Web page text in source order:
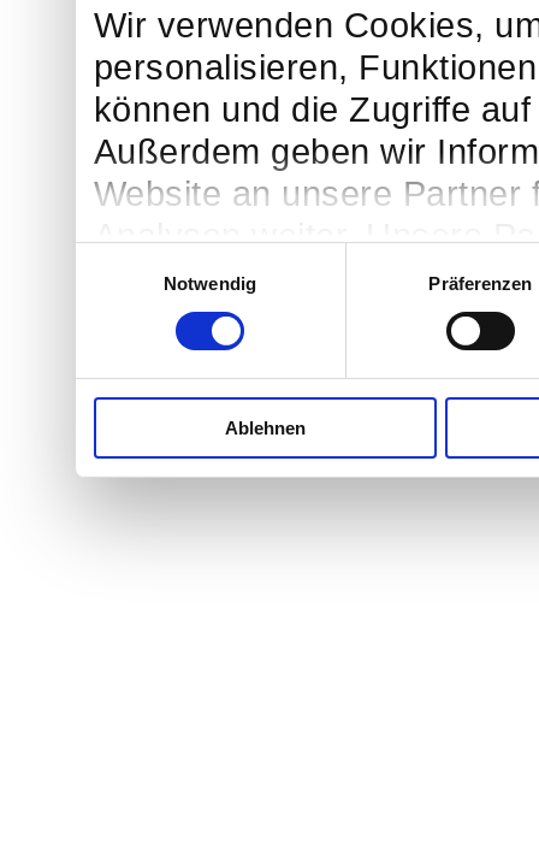
Wir verwenden Cookies,
personalisieren,
können und die Zugriffe
Außerdem geben wir
Website an unsere Partner
Analysen weiter. Unsere
möglicherweise mit
bereitgestellt haben oder
Dienste gesammelt haben.
Notwendig
Präferenzen
Ablehnen